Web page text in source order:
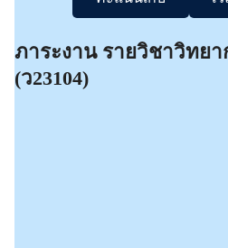
ภาระงาน รายวิชาวิทย
(ว23104)